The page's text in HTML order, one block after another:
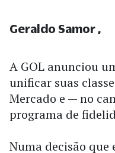
A GOL anunciou
unificar suas
Mercado e — no
programa de
Numa decisão
Geraldo Samor